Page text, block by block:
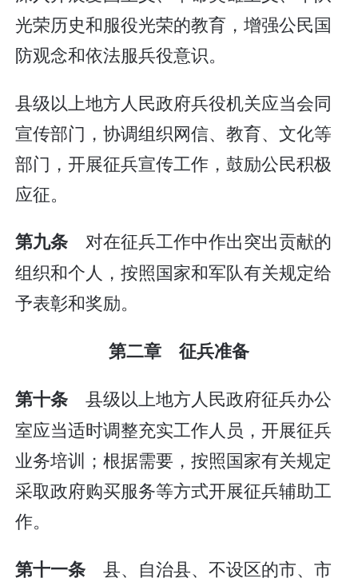
光荣历史和服役光荣的教育，增强公民国
防观念和依法服兵役意识。
县级以上地方人民政府兵役机关应当会同
宣传部门，协调组织网信、教育、文化等
部门，开展征兵宣传工作，鼓励公民积极
应征。
第九条 对在征兵工作中作出突出贡献的
组织和个人，按照国家和军队有关规定给
予表彰和奖励。
第二章 征兵准备
第十条 县级以上地方人民政府征兵办公
室应当适时调整充实工作人员，开展征兵
业务培训；根据需要，按照国家有关规定
采取政府购买服务等方式开展征兵辅助工
作。
第十一条 县、自治县、不设区的市、市